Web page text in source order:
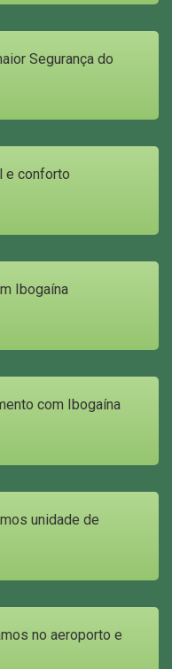
Segurança do
e conforto
Ibogaína
com Ibogaína
unidade de
no aeroporto e